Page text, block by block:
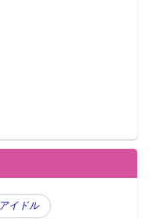
アイドル